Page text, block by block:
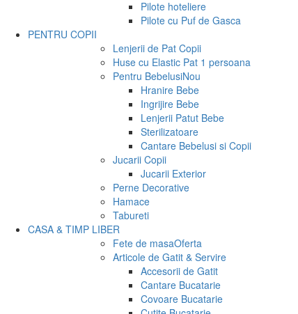
Pilote hoteliere
Pilote cu Puf de Gasca
PENTRU COPII
Lenjerii de Pat Copii
Huse cu Elastic Pat 1 persoana
Pentru BebelusiNou
Hranire Bebe
Ingrijire Bebe
Lenjerii Patut Bebe
Sterilizatoare
Cantare Bebelusi si Copii
Jucarii Copii
Jucarii Exterior
Perne Decorative
Hamace
Tabureti
CASA & TIMP LIBER
Fete de masaOferta
Articole de Gatit & Servire
Accesorii de Gatit
Cantare Bucatarie
Covoare Bucatarie